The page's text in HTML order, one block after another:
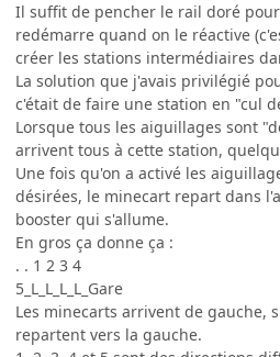
Il suffit de pencher le rail doré
redémarre quand on le réactive
créer les stations intermédiaires
La solution que j'avais privilégié
c'était de faire une station en "cul
Lorsque tous les aiguillages sont
arrivent tous à cette station,
Une fois qu'on a activé les
désirées, le minecart repart dans
booster qui s'allume.
En gros ça donne ça :
. . 1 2 3 4
5_L_L_L_L_Gare
Les minecarts arrivent de gauche,
repartent vers la gauche.